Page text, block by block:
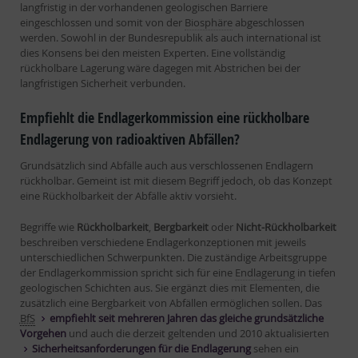
langfristig in der vorhandenen geologischen Barriere
eingeschlossen und somit von der Biosphäreabgeschlossen
werden. Sowohl in der Bundesrepublik als auch international ist
dies Konsens bei den meisten Experten. Eine vollständig
rückholbare Lagerung wäre dagegen mit Abstrichen bei der
langfristigen Sicherheit verbunden.
Empfiehlt die Endlagerkommission eine rückholbare
Endlagerung von radioaktiven Abfällen?
Grundsätzlich sind Abfälle auch aus verschlossenen Endlagern
rückholbar. Gemeint ist mit diesem Begriff jedoch, ob das Konzept
eine Rückholbarkeit der Abfälle aktiv vorsieht.
Begriffe wie Rückholbarkeit, Bergbarkeitoder Nicht-Rückholbarkeit
beschreiben verschiedene Endlagerkonzeptionen mit jeweils
unterschiedlichen Schwerpunkten. Die zuständige Arbeitsgruppe
der Endlagerkommission spricht sich für eine Endlagerungin tiefen
geologischen Schichten aus. Sie ergänzt dies mit Elementen, die
zusätzlich eine Bergbarkeit von Abfällen ermöglichen sollen. Das
BfS
empfiehlt seit mehreren Jahren das gleiche grundsätzliche
Vorgehenund auch die derzeit geltenden und 2010 aktualisierten
Sicherheitsanforderungen für die Endlagerungsehen ein